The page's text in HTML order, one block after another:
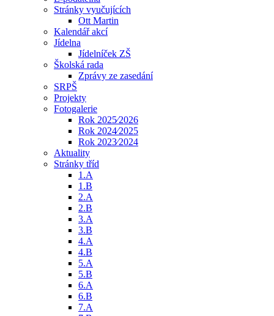
Stránky vyučujících
Ott Martin
Kalendář akcí
Jídelna
Jídelníček ZŠ
Školská rada
Zprávy ze zasedání
SRPŠ
Projekty
Fotogalerie
Rok 2025⁄2026
Rok 2024⁄2025
Rok 2023⁄2024
Aktuality
Stránky tříd
1.A
1.B
2.A
2.B
3.A
3.B
4.A
4.B
5.A
5.B
6.A
6.B
7.A